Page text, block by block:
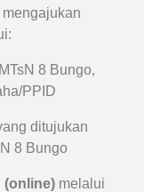
8 Bungo,
PPID
ditujukan
8 Bungo
(online)melalui